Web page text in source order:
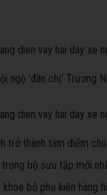
ngộ 'đàn chị' Trương
trở thành tâm điểm
trong bộ sưu tập mới
bộ phụ kiện hàng